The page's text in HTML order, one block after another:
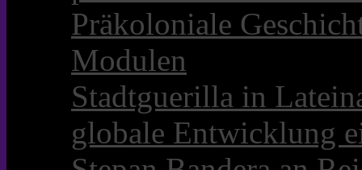
Präkoloniale
Modulen
Stadtguerilla in
globale Entwicklung